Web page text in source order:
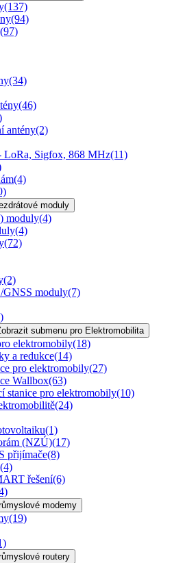
(137)
(94)
(97)
(34)
(46)
antény(2)
LoRa, Sigfox, 868 MHz(11)
(4)
moduly
moduly(4)
(4)
(72)
(2)
moduly(7)
submenu pro Elektromobilita
elektromobily(18)
a redukce(14)
pro elektromobily(27)
Wallbox(63)
stanice pro elektromobily(10)
(24)
(1)
(NZÚ)(17)
přijímače(8)
(4)
řešení(6)
modemy
(19)
routery